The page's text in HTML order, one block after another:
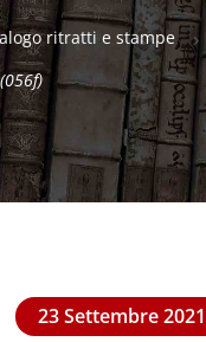
ritratti e stampe 5
23 Settembre 2021